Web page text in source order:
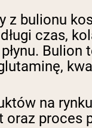
z bulionu
czas,
na
oraz proces